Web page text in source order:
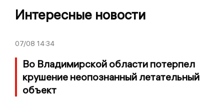
Интересные новости
07/08 14:34
Во Владимирской области потерпел
крушение неопознанный летательный
объект